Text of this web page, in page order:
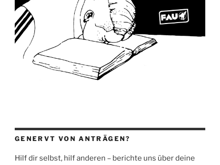
GENERVT VON ANTRÄGEN?
Hilf dir selbst, hilf anderen – berichte uns über deine